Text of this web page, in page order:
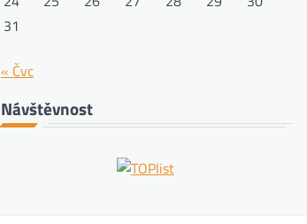
31
« Čvc
Návštěvnost